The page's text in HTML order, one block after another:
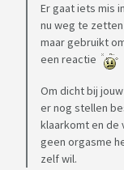
Er gaat iets mis
nu weg te
maar gebruikt
een reactie
Om dicht bij
er nog stellen
klaarkomt en de
geen orgasme
zelf wil.